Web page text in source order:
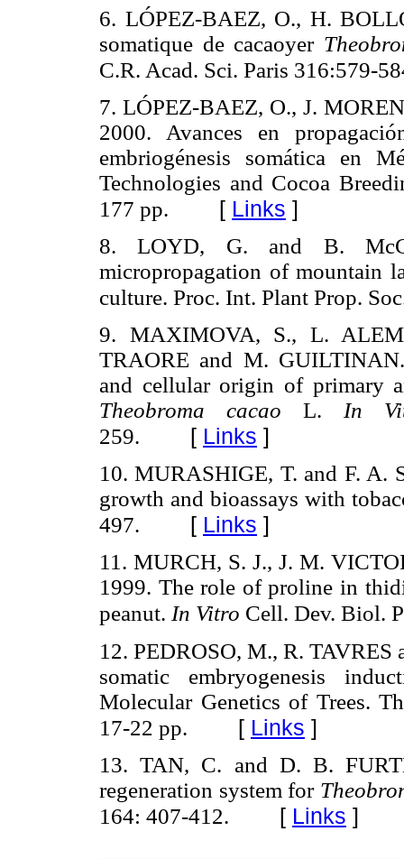
6. LÓPEZ-BAEZ, O., H.
somatique de cacaoyer
C.R. Acad. Sci. Paris 316:579-
7. LÓPEZ-BAEZ, O., J.
2000. Avances en
embriogénesis somática en
Technologies and Cocoa
177 pp. [ Links ]
8. LOYD, G. and B.
micropropagation of mountain
culture. Proc. Int. Plant Prop.
9. MAXIMOVA, S., L.
TRAORE and M.
and cellular origin of primary
Theobroma cacao L. In
259. [ Links ]
10. MURASHIGE, T. and F. A.
growth and bioassays with
497. [ Links ]
11. MURCH, S. J., J. M.
1999. The role of proline in
peanut. In Vitro Cell. Dev. Biol.
12. PEDROSO, M., R.
somatic embryogenesis
Molecular Genetics of Trees.
17-22 pp. [ Links ]
13. TAN, C. and D. B.
regeneration system for
164: 407-412. [ Links ]